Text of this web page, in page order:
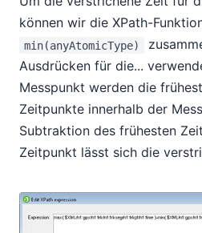
können wir die XPath-
min(anyAtomicType)
Ausdrücken für die...
Messpunkt werden die
Zeitpunkte innerhalb der
Subtraktion des frühesten
Zeitpunkt lässt sich die